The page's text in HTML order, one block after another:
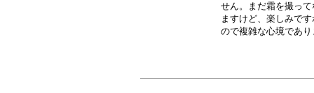
せん。まだ霜を撮っ
ますけど、楽しみで